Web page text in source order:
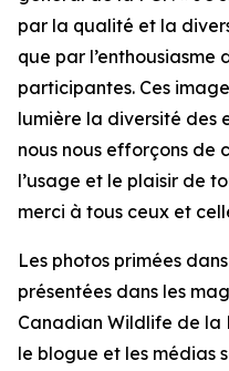
par la qualité et la
que par l’enthousiasme
participantes. Ces
lumière la diversité des
nous nous efforçons de
l’usage et le plaisir de
merci à tous ceux et
Les photos primées
présentées dans les
Canadian Wildlife de la
le blogue et les médias